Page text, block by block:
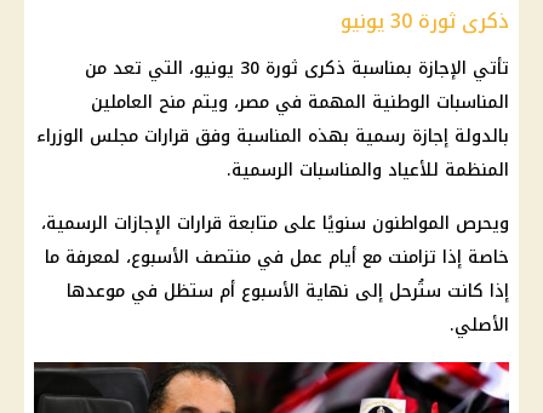
ذكرى ثورة 30 يونيو
تأتي الإجازة بمناسبة ذكرى ثورة 30 يونيو، التي تعد من
المناسبات الوطنية المهمة في مصر، ويتم منح العاملين
بالدولة إجازة رسمية بهذه المناسبة وفق قرارات مجلس الوزراء
المنظمة للأعياد والمناسبات الرسمية.
ويحرص المواطنون سنويًا على متابعة قرارات الإجازات الرسمية،
خاصة إذا تزامنت مع أيام عمل في منتصف الأسبوع، لمعرفة ما
إذا كانت ستُرحل إلى نهاية الأسبوع أم ستظل في موعدها
الأصلي.